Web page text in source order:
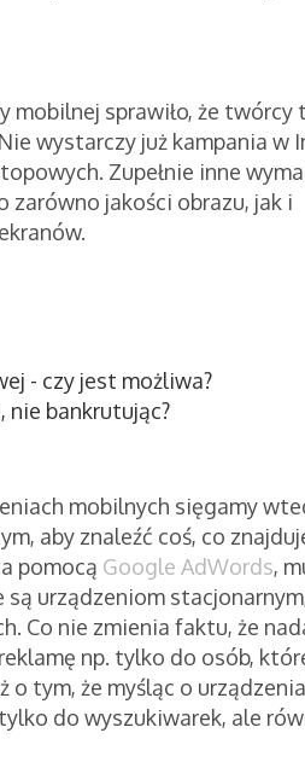
mobilnej sprawiło, że twórcy
wystarczy już kampania w
Zupełnie inne
jakości obrazu, jak i
- czy jest możliwa?
nie bankrutując?
mobilnych sięgamy
aby znaleźć coś, co
pomocą Google AdWords,
urządzeniom
Co nie zmienia faktu, że
np. tylko do osób,
tym, że myśląc o
do wyszukiwarek, ale